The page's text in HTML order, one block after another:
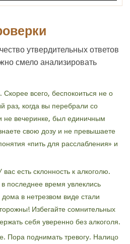
утвердительных ответов
смело анализировать
всего, беспокоиться не о
раз, когда вы перебрали со
не вечеринке, был единичным
свою дозу и не превышаете
«пить для расслабления» и
есть склонность к алкоголю.
последнее время увлеклись
в нетрезвом виде стали
Избегайте сомнительных
себя уверенно без алкоголя.
Пора поднимать тревогу. Налицо